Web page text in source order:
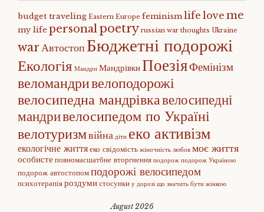
budget traveling Eastern Europe feminismlife love me
my life personalpoetry russian war thoughts Ukraine
warАвтостопБюджетні подорожі
Екологія Мандри МандрівкиПоезіяФемінізм
веломандривелоподорожі
велосипедна мандрівкавелосипедні
мандривелосипедом по Україні
велотуризмвійна діти еко активізм
екологічне життяеко свідомість жіночність любов моє життя
особисте повномасшатбне вторгнення подорож подорож Україною
подорож автостопомподорожі велосипедом
психотерапіяроздумистосунки у дорозі що значить бути жінкою
August 2026